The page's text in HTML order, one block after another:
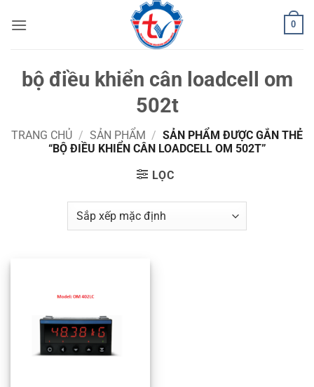
qua
0
bộ điều khiển cân loadcell om
502t
TRANG CHỦ / SẢN PHẨM / SẢN PHẨM ĐƯỢC GẮN THẺ
“BỘ ĐIỀU KHIỂN CÂN LOADCELL OM 502T”
LỌC